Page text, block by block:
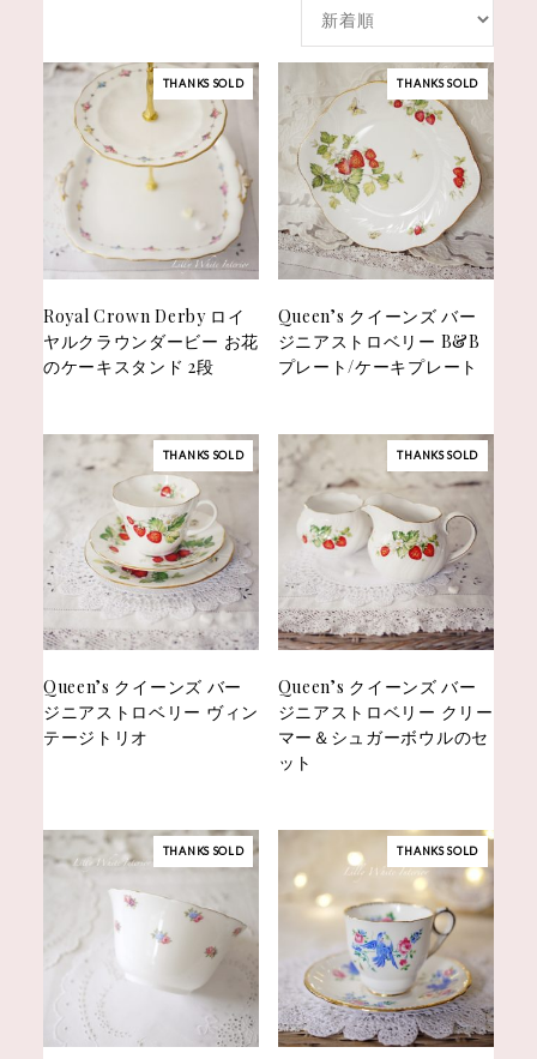
THANKS SOLD
Royal Crown Derby ロイ
ヤルクラウンダービー お花
のケーキスタンド 2段
THANKS SOLD
Queen’s クイーンズ バー
ジニアストロベリー B&B
プレート/ケーキプレート
THANKS SOLD
Queen’s クイーンズ バー
ジニアストロベリー ヴィン
テージトリオ
THANKS SOLD
Queen’s クイーンズ バー
ジニアストロベリー クリー
マー＆シュガーボウルのセ
ット
THANKS SOLD THANKS SOLD